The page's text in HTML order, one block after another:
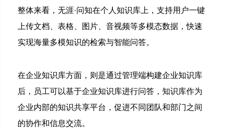
整体来看，无涯·问知在个人知识库上，支持用户一键
上传文档、表格、图片、音视频等多模态数据，快速
实现海量多模知识的检索与智能问答。
在企业知识库方面，则是通过管理端构建企业知识库
后，员工可以基于企业知识库进行问答，知识库作为
企业内部的知识共享平台，促进不同团队和部门之间
的协作和信息交流。